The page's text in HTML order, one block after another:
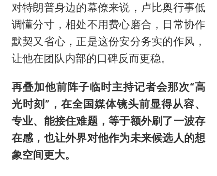
对特朗普身边的幕僚来说，卢比奥行事低
调懂分寸，相处不用费心磨合，日常协作
默契又省心，正是这份安分务实的作风，
让他在团队内部的口碑反而更稳。
再叠加他前阵子临时主持记者会那次“高
光时刻”，在全国媒体镜头前显得从容、
专业、能接住难题，等于额外刷了一波存
在感，也让外界对他作为未来候选人的想
象空间更大。